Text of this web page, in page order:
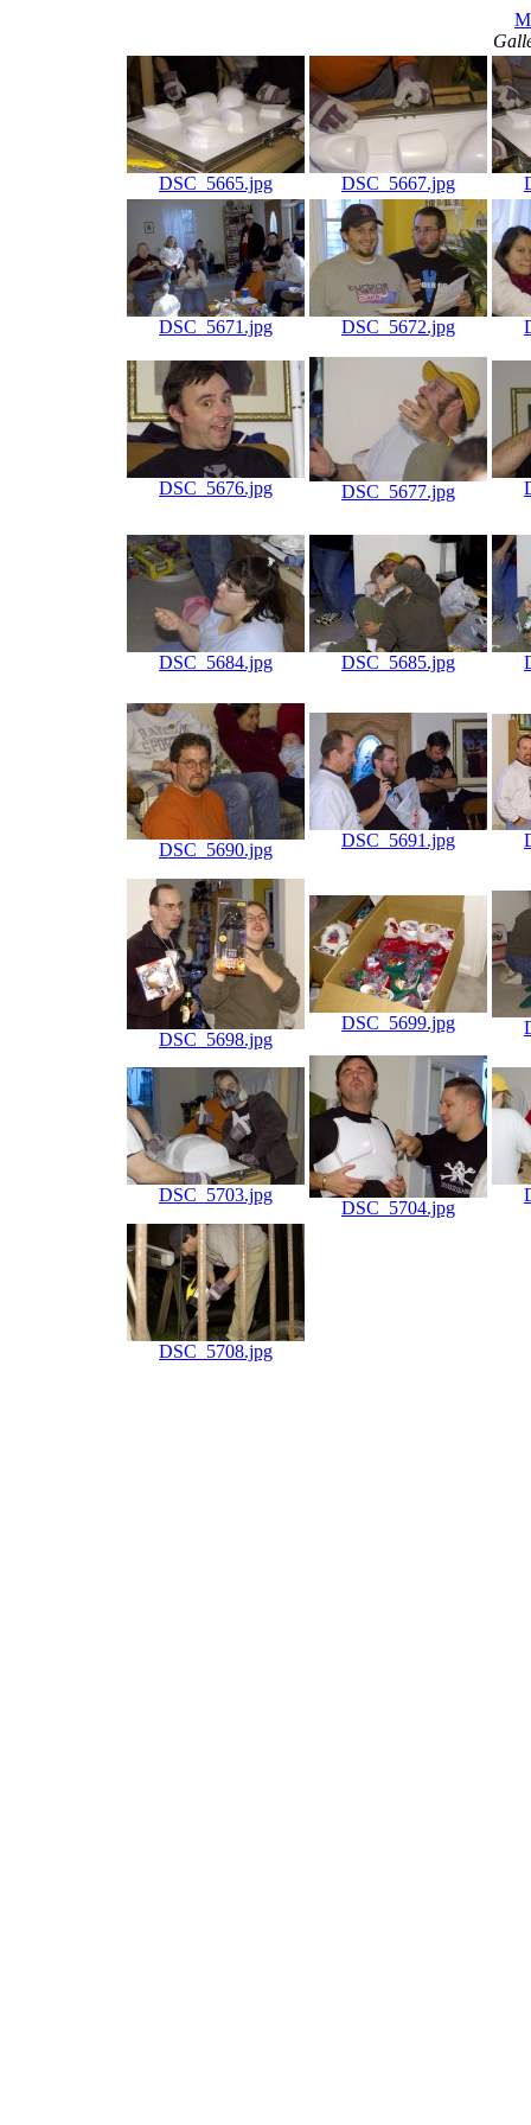
DSC_5665.jpg DSC_5667.jpg
DSC_5671.jpg DSC_5672.jpg
DSC_5676.jpg DSC_5677.jpg
DSC_5684.jpg DSC_5685.jpg
DSC_5690.jpg DSC_5691.jpg
DSC_5698.jpg
DSC_5699.jpg
DSC_5703.jpg
DSC_5704.jpg
DSC_5708.jpg